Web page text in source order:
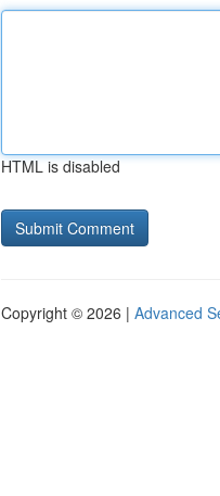
HTML is disabled
Copyright © 2026 | Advanced